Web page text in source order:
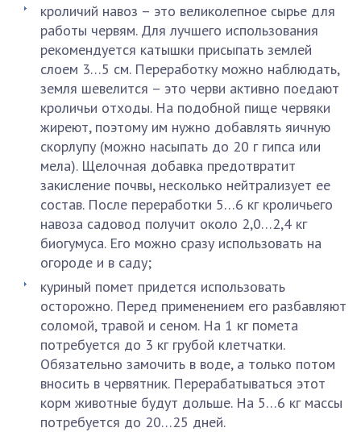
кроличий навоз – это великолепное сырье для
работы червям. Для лучшего использования
рекомендуется катышки присыпать землей
слоем 3…5 см. Переработку можно наблюдать,
земля шевелится – это черви активно поедают
кроличьи отходы. На подобной пище червяки
жиреют, поэтому им нужно добавлять яичную
скорлупу (можно насыпать до 20 г гипса или
мела). Щелочная добавка предотвратит
закисление почвы, несколько нейтрализует ее
состав. После переработки 5…6 кг кроличьего
навоза садовод получит около 2,0…2,4 кг
биогумуса. Его можно сразу использовать на
огороде и в саду;
куриный помет придется использовать
осторожно. Перед применением его разбавляют
соломой, травой и сеном. На 1 кг помета
потребуется до 3 кг грубой клетчатки.
Обязательно замочить в воде, а только потом
вносить в червятник. Перерабатываться этот
корм животные будут дольше. На 5…6 кг массы
потребуется до 20…25 дней.